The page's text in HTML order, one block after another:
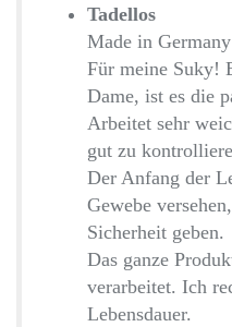
Tadellos
Made in
Für meine Suky!
Dame, ist es die
Arbeitet sehr
gut zu
Der Anfang der
Gewebe
Sicherheit geben.
Das ganze
verarbeitet. Ich
Lebensdauer.